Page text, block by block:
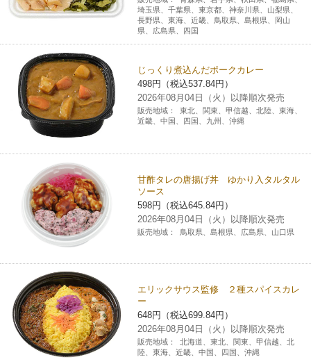
埼玉県、千葉県、東京都、神奈川県、山梨県、
長野県、東海、近畿、鳥取県、島根県、岡山
県、広島県、四国
じっくり煮込んだポークカレー
498円（税込537.84円）
2026年08月04日（火）以降順次発売
販売地域：
東北、関東、甲信越、北陸、東海、
近畿、中国、四国、九州、沖縄
甘酢タレの唐揚げ丼 ゆかり入タルタル
ソース
598円（税込645.84円）
2026年08月04日（火）以降順次発売
販売地域： 鳥取県、島根県、広島県、山口県
エリックサウス監修 ２種スパイスカレ
ー
648円（税込699.84円）
2026年08月04日（火）以降順次発売
販売地域：
北海道、東北、関東、甲信越、北
陸、東海、近畿、中国、四国、沖縄